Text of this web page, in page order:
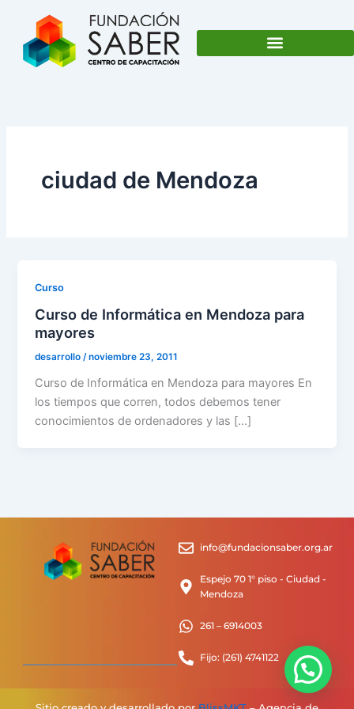
contenido
ciudad de Mendoza
Curso
Curso de Informática en Mendoza para
mayores
desarrollo/noviembre 23, 2011
Curso de Informática en Mendoza para mayores En
los tiempos que corren, todos debemos tener
conocimientos de ordenadores y las […]
info@fundacionsaber.org.ar
Espejo 70 1° piso - Ciudad -
Mendoza
261 – 6914003
Fijo: (261) 4741122